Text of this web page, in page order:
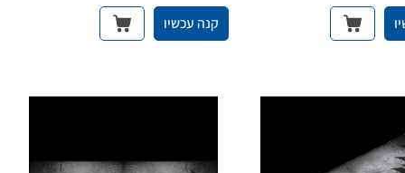
קנה עכשיו